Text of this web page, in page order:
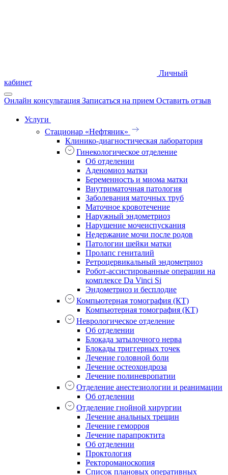
Личный
кабинет
Онлайн консультация Записаться на прием Оставить отзыв
Услуги
Стационар «Нефтяник»
Клинико-диагностическая лаборатория
Гинекологическое отделение
Об отделении
Аденомиоз матки
Беременность и миома матки
Внутриматочная патология
Заболевания маточных труб
Маточное кровотечение
Наружный эндометриоз
Нарушение мочеиспускания
Недержание мочи после родов
Патологии шейки матки
Пролапс гениталий
Ретроцервикальный эндометриоз
Робот-ассистированные операции на
комплексе Da Vinci Si
Эндометриоз и бесплодие
Компьютерная томография (КТ)
Компьютерная томография (КТ)
Неврологическое отделение
Об отделении
Блокада затылочного нерва
Блокады триггерных точек
Лечение головной боли
Лечение остеохондроза
Лечение полиневропатии
Отделение анестезиологии и реанимации
Об отделении
Отделение гнойной хирургии
Лечение анальных трещин
Лечение геморроя
Лечение парапроктита
Об отделении
Проктология
Ректороманоскопия
Список плановых оперативных